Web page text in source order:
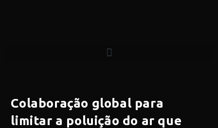
Colaboração global para
limitar a poluição do ar que